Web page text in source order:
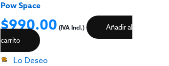
Pow Space
$990.00 (IVA Incl.)
Añadir al
carrito
Lo Deseo